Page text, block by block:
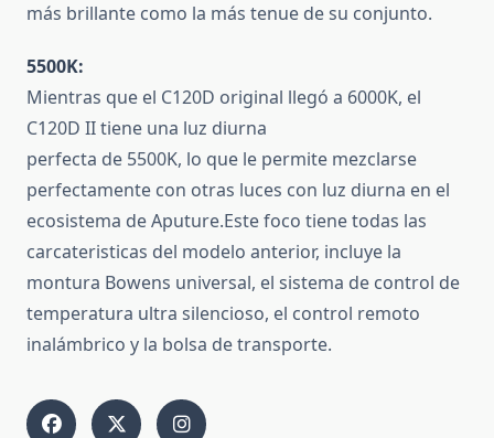
más brillante como la más tenue de su conjunto.
5500K:
Mientras que el C120D original llegó a 6000K, el
C120D II tiene una luz diurna
perfecta de 5500K, lo que le permite mezclarse
perfectamente con otras luces con luz diurna en el
ecosistema de Aputure.Este foco tiene todas las
carcateristicas del modelo anterior, incluye la
montura Bowens universal, el sistema de control de
temperatura ultra silencioso, el control remoto
inalámbrico y la bolsa de transporte.